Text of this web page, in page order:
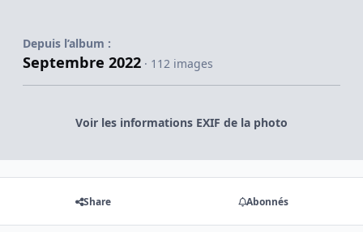
Depuis l’album :
Septembre 2022 · 112 images
Voir les informations EXIF de la photo
Share Abonnés